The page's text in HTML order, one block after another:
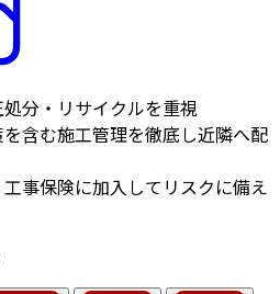
分・リサイクルを重視
含む施工管理を徹底し近隣へ配
事保険に加入してリスクに備え